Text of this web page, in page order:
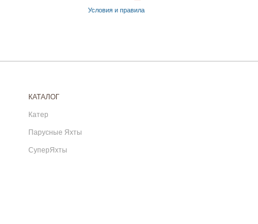
Условия и правила
КАТАЛОГ
Катер
Парусные Яхты
СуперЯхты